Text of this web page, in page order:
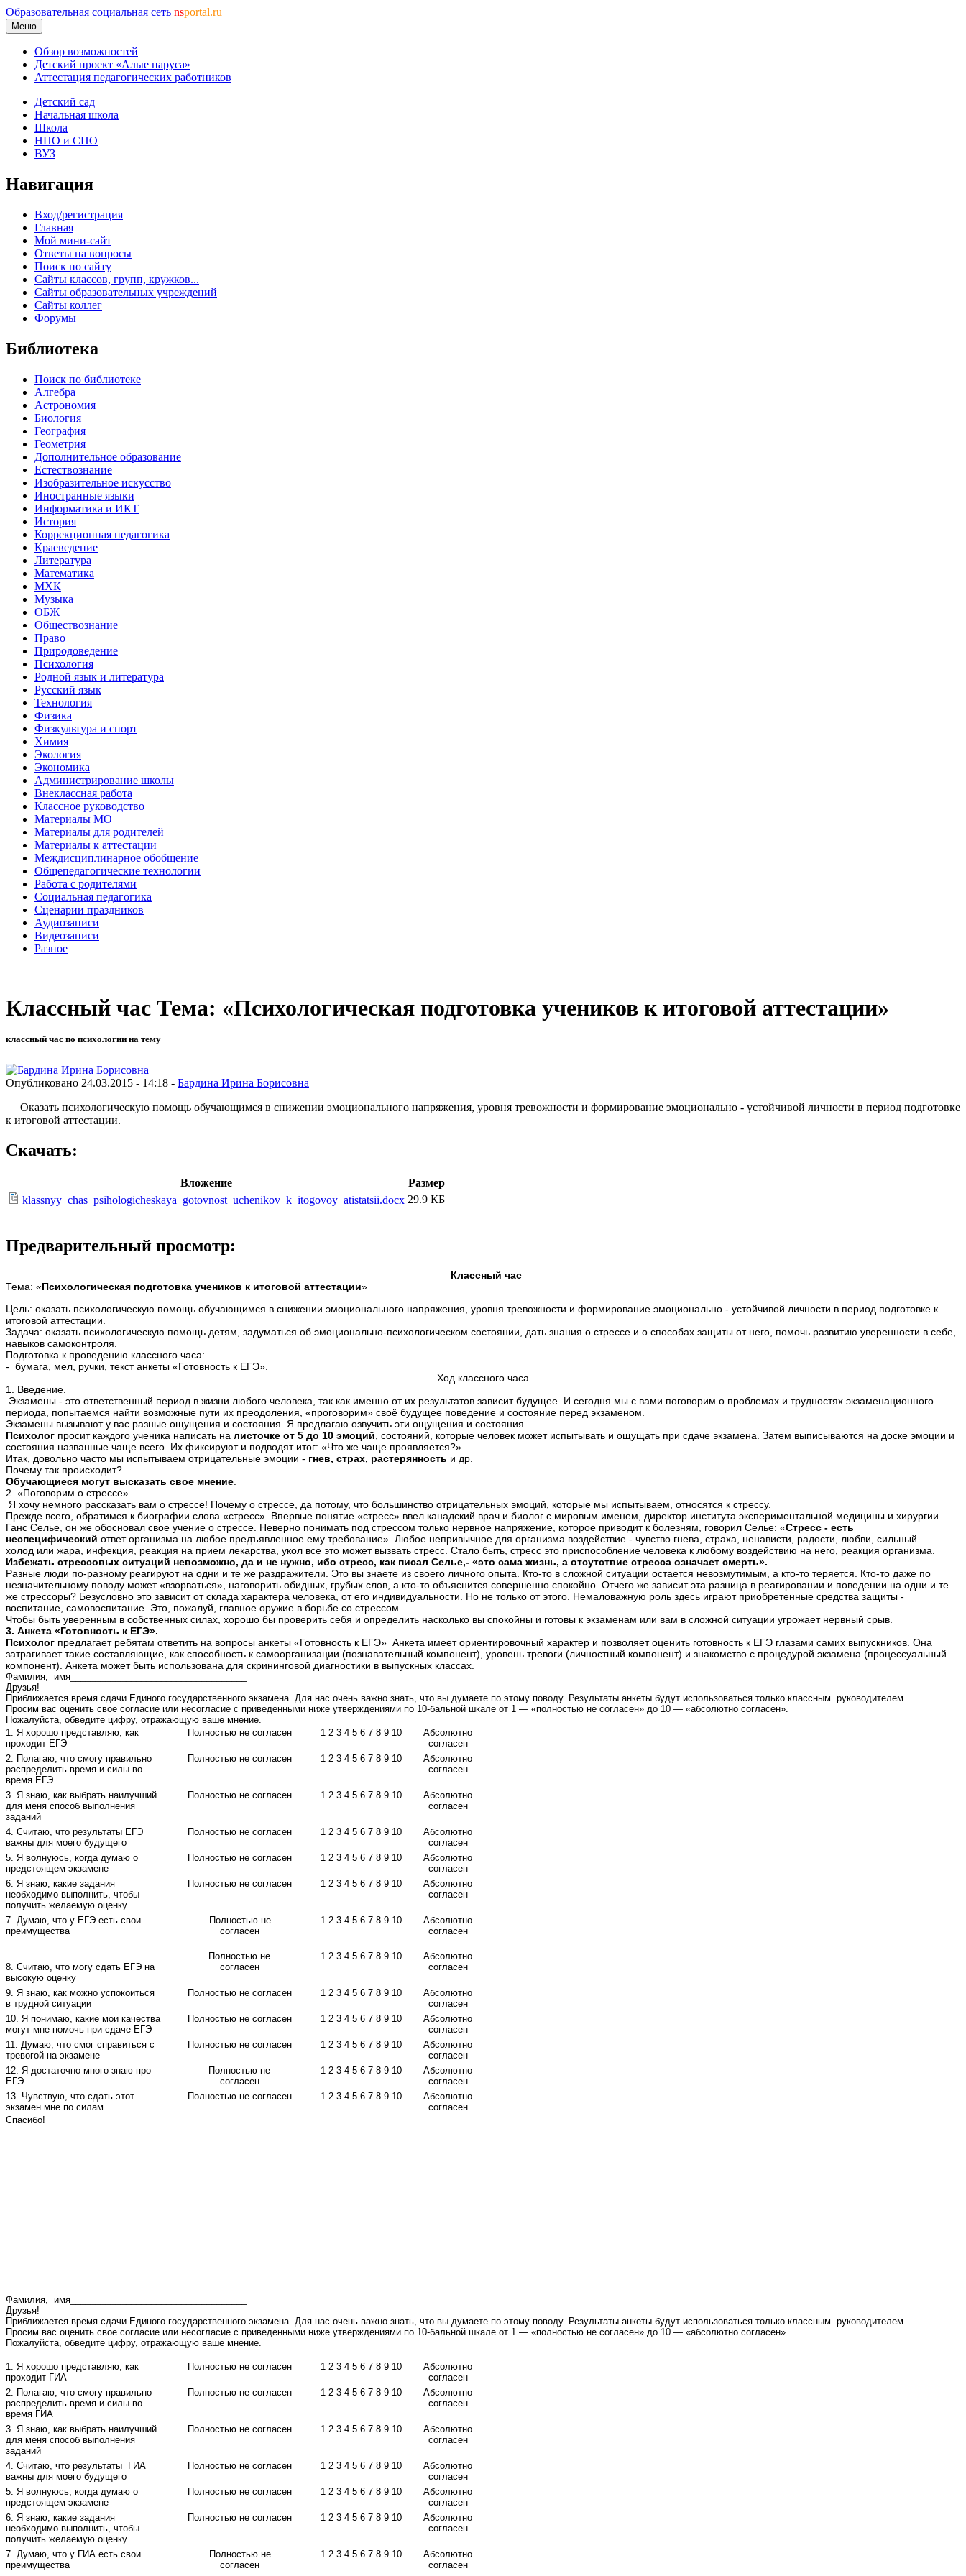
Образовательная социальная сеть nsportal.ru
Меню
Обзор возможностей
Детский проект «Алые паруса»
Аттестация педагогических работников
Детский сад
Начальная школа
Школа
НПО и СПО
ВУЗ
Навигация
Вход/регистрация
Главная
Мой мини-сайт
Ответы на вопросы
Поиск по сайту
Сайты классов, групп, кружков...
Сайты образовательных учреждений
Сайты коллег
Форумы
Библиотека
Поиск по библиотеке
Алгебра
Астрономия
Биология
География
Геометрия
Дополнительное образование
Естествознание
Изобразительное искусство
Иностранные языки
Информатика и ИКТ
История
Коррекционная педагогика
Краеведение
Литература
Математика
МХК
Музыка
ОБЖ
Обществознание
Право
Природоведение
Психология
Родной язык и литература
Русский язык
Технология
Физика
Физкультура и спорт
Химия
Экология
Экономика
Администрирование школы
Внеклассная работа
Классное руководство
Материалы МО
Материалы для родителей
Материалы к аттестации
Междисциплинарное обобщение
Общепедагогические технологии
Работа с родителями
Социальная педагогика
Сценарии праздников
Аудиозаписи
Видеозаписи
Разное
Классный час Тема: «Психологическая подготовка учеников к итоговой аттестации»
классный час по психологии на тему
Опубликовано 24.03.2015 - 14:18 - Бардина Ирина Борисовна
Оказать психологическую помощь обучающимся в снижении эмоционального напряжения, уровня тревожности и формирование эмоционально - устойчивой личности в период подготовке
к итоговой аттестации.
Скачать:
Вложение
Размер
klassnyy_chas_psihologicheskaya_gotovnost_uchenikov_k_itogovoy_atistatsii.docx 29.9 КБ
Предварительный просмотр:
Классный час
Тема: «Психологическая подготовка учеников к итоговой аттестации»
Цель: оказать психологическую помощь обучающимся в снижении эмоционального напряжения, уровня тревожности и формирование эмоционально - устойчивой личности в период подготовке к
итоговой аттестации.
Задача: оказать психологическую помощь детям, задуматься об эмоционально-психологическом состоянии, дать знания о стрессе и о способах защиты от него, помочь развитию уверенности в себе,
навыков самоконтроля.
Подготовка к проведению классного часа:
- бумага, мел, ручки, текст анкеты «Готовность к ЕГЭ».
Ход классного часа
1. Введение.
Экзамены - это ответственный период в жизни любого человека, так как именно от их результатов зависит будущее. И сегодня мы с вами поговорим о проблемах и трудностях экзаменационного
периода, попытаемся найти возможные пути их преодоления, «проговорим» своё будущее поведение и состояние перед экзаменом.
Экзамены вызывают у вас разные ощущения и состояния. Я предлагаю озвучить эти ощущения и состояния.
Психолог просит каждого ученика написать на листочке от 5 до 10 эмоций , состояний, которые человек может испытывать и ощущать при сдаче экзамена. Затем выписываются на доске эмоции и
состояния названные чаще всего. Их фиксируют и подводят итог: «Что же чаще проявляется?».
Итак, довольно часто мы испытываем отрицательные эмоции - гнев, страх, растерянность и др.
Почему так происходит?
Обучающиеся могут высказать свое мнение
2. «Поговорим о стрессе».
Я хочу немного рассказать вам о стрессе! Почему о стрессе, да потому, что большинство отрицательных эмоций, которые мы испытываем, относятся к стрессу.
Прежде всего, обратимся к биографии слова «стресс». Впервые понятие «стресс» ввел канадский врач и биолог с мировым именем, директор института экспериментальной медицины и хирургии
Ганс Селье, он же обосновал свое учение о стрессе. Неверно понимать под стрессом только нервное напряжение, которое приводит к болезням, говорил Селье: «Стресс - есть
неспецифический ответ организма на любое предъявленное ему требование». Любое непривычное для организма воздействие - чувство гнева, страха, ненависти, радости, любви, сильный
холод или жара, инфекция, реакция на прием лекарства, укол все это может вызвать стресс. Стало быть, стресс это приспособление человека к любому воздействию на него, реакция организма.
Избежать стрессовых ситуаций невозможно, да и не нужно, ибо стресс, как писал Селье,- «это сама жизнь, а отсутствие стресса означает смерть».
Разные люди по-разному реагируют на одни и те же раздражители. Это вы знаете из своего личного опыта. Кто-то в сложной ситуации остается невозмутимым, а кто-то теряется. Кто-то даже по
незначительному поводу может «взорваться», наговорить обидных, грубых слов, а кто-то объяснится совершенно спокойно. Отчего же зависит эта разница в реагировании и поведении на одни и те
же стрессоры? Безусловно это зависит от склада характера человека, от его индивидуальности. Но не только от этого. Немаловажную роль здесь играют приобретенные средства защиты -
воспитание, самовоспитание. Это, пожалуй, главное оружие в борьбе со стрессом.
Чтобы быть уверенным в собственных силах, хорошо бы проверить себя и определить насколько вы спокойны и готовы к экзаменам или вам в сложной ситуации угрожает нервный срыв.
3. Анкета «Готовность к ЕГЭ».
Психолог предлагает ребятам ответить на вопросы анкеты «Готовность к ЕГЭ» Анкета имеет ориентировочный характер и позволяет оценить готовность к ЕГЭ глазами самих выпускников. Она
затрагивает такие составляющие, как способность к самоорганизации (познавательный компонент), уровень тревоги (личностный компонент) и знакомство с процедурой экзамена (процессуальный
компонент). Анкета может быть использована для скрининговой диагностики в выпускных классах.
Фамилия, имя___________________________________
Друзья!
Приближается время сдачи Единого государственного экзамена. Для нас очень важно знать, что вы думаете по этому поводу. Результаты анкеты будут использоваться только классным руководителем.
Просим вас оценить свое согласие или несогласие с приведенными ниже утверждениями по 10-бальной шкале от 1 — «полностью не согласен» до 10 — «абсолютно согласен».
Пожалуйста, обведите цифру, отражающую ваше мнение.
1. Я хорошо представляю, как
проходит ЕГЭ
Полностью не согласен 1 2 3 4 5 6 7 8 9 10
Абсолютно
согласен
2. Полагаю, что смогу правильно
распределить время и силы во
время ЕГЭ
Полностью не согласен 1 2 3 4 5 6 7 8 9 10
Абсолютно
согласен
3. Я знаю, как выбрать наилучший
для меня способ выполнения
заданий
Полностью не согласен 1 2 3 4 5 6 7 8 9 10
Абсолютно
согласен
4. Считаю, что результаты ЕГЭ
важны для моего будущего
Полностью не согласен 1 2 3 4 5 6 7 8 9 10
Абсолютно
согласен
5. Я волнуюсь, когда думаю о
предстоящем экзамене
Полностью не согласен 1 2 3 4 5 6 7 8 9 10
Абсолютно
согласен
6. Я знаю, какие задания
необходимо выполнить, чтобы
получить желаемую оценку
Полностью не согласен 1 2 3 4 5 6 7 8 9 10
Абсолютно
согласен
7. Думаю, что у ЕГЭ есть свои
преимущества
Полностью не
согласен
1 2 3 4 5 6 7 8 9 10
Абсолютно
согласен
8. Считаю, что могу сдать ЕГЭ на
высокую оценку
Полностью не
согласен
1 2 3 4 5 6 7 8 9 10
Абсолютно
согласен
9. Я знаю, как можно успокоиться
в трудной ситуации
Полностью не согласен 1 2 3 4 5 6 7 8 9 10
Абсолютно
согласен
10. Я понимаю, какие мои качества
могут мне помочь при сдаче ЕГЭ
Полностью не согласен 1 2 3 4 5 6 7 8 9 10
Абсолютно
согласен
11. Думаю, что смог справиться с
тревогой на экзамене
Полностью не согласен 1 2 3 4 5 6 7 8 9 10
Абсолютно
согласен
12. Я достаточно много знаю про
ЕГЭ
Полностью не
согласен
1 2 3 4 5 6 7 8 9 10
Абсолютно
согласен
13. Чувствую, что сдать этот
экзамен мне по силам
Полностью не согласен 1 2 3 4 5 6 7 8 9 10
Абсолютно
согласен
Спасибо!
Фамилия, имя___________________________________
Друзья!
Приближается время сдачи Единого государственного экзамена. Для нас очень важно знать, что вы думаете по этому поводу. Результаты анкеты будут использоваться только классным руководителем.
Просим вас оценить свое согласие или несогласие с приведенными ниже утверждениями по 10-бальной шкале от 1 — «полностью не согласен» до 10 — «абсолютно согласен».
Пожалуйста, обведите цифру, отражающую ваше мнение.
1. Я хорошо представляю, как
проходит ГИА
Полностью не согласен 1 2 3 4 5 6 7 8 9 10
Абсолютно
согласен
2. Полагаю, что смогу правильно
распределить время и силы во
время ГИА
Полностью не согласен 1 2 3 4 5 6 7 8 9 10
Абсолютно
согласен
3. Я знаю, как выбрать наилучший
для меня способ выполнения
заданий
Полностью не согласен 1 2 3 4 5 6 7 8 9 10
Абсолютно
согласен
4. Считаю, что результаты ГИА
важны для моего будущего
Полностью не согласен 1 2 3 4 5 6 7 8 9 10
Абсолютно
согласен
5. Я волнуюсь, когда думаю о
предстоящем экзамене
Полностью не согласен 1 2 3 4 5 6 7 8 9 10
Абсолютно
согласен
6. Я знаю, какие задания
необходимо выполнить, чтобы
получить желаемую оценку
Полностью не согласен 1 2 3 4 5 6 7 8 9 10
Абсолютно
согласен
7. Думаю, что у ГИА есть свои
преимущества
Полностью не
согласен
1 2 3 4 5 6 7 8 9 10
Абсолютно
согласен